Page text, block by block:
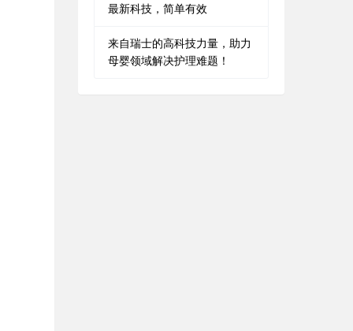
最新科技，简单有效
来自瑞士的高科技力量，助力
母婴领域解决护理难题！